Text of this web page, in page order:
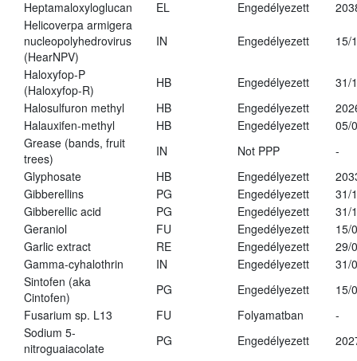
Heptamaloxyloglucan
EL Engedélyezett
Helicoverpa armigera
nucleopolyhedrovirus
(HearNPV)
IN Engedélyezett 15/
Haloxyfop-P
(Haloxyfop-R)
HB Engedélyezett
31/
Halosulfuron methyl
HB Engedélyezett
Halauxifen-methyl
HB Engedélyezett
05/
Grease (bands, fruit
trees)
IN Not PPP
-
Glyphosate
HB Engedélyezett
Gibberellins
PG Engedélyezett
31/
Gibberellic acid
PG Engedélyezett
31/
Geraniol
FU Engedélyezett
15/
Garlic extract
RE Engedélyezett
29/
Gamma-cyhalothrin
IN Engedélyezett
31/
Sintofen (aka
Cintofen)
PG Engedélyezett
15/
Fusarium sp. L13
FU Folyamatban
-
Sodium 5-
nitroguaiacolate
PG Engedélyezett